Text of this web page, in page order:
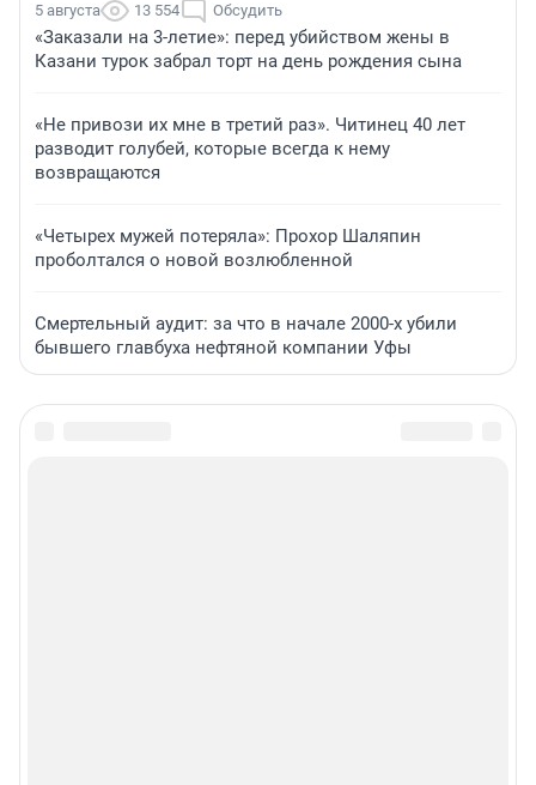
5 августа 13 554 Обсудить
«Заказали на 3-летие»: перед убийством жены в
Казани турок забрал торт на день рождения сына
«Не привози их мне в третий раз». Читинец 40 лет
разводит голубей, которые всегда к нему
возвращаются
«Четырех мужей потеряла»: Прохор Шаляпин
проболтался о новой возлюбленной
Смертельный аудит: за что в начале 2000-х убили
бывшего главбуха нефтяной компании Уфы